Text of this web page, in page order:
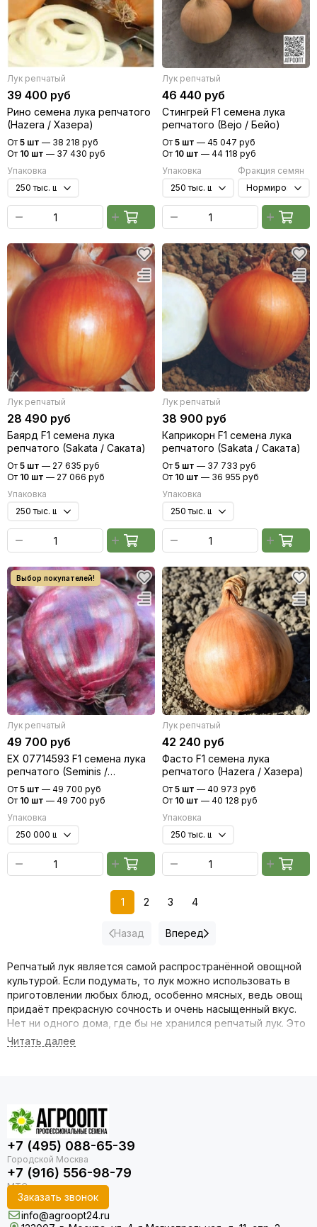
Лук репчатый
39 400 руб
Рино семена лука репчатого
(Hazera / Хазера)
От 5 шт — 38 218 руб
От 10 шт — 37 430 руб
Упаковка
Лук репчатый
46 440 руб
Стингрей F1 семена лука
репчатого (Bejo / Бейо)
От 5 шт — 45 047 руб
От 10 шт — 44 118 руб
Упаковка
Фракция семян
Лук репчатый
28 490 руб
Баярд F1 семена лука
репчатого (Sakata / Саката)
От 5 шт — 27 635 руб
От 10 шт — 27 066 руб
Упаковка
Лук репчатый
38 900 руб
Каприкорн F1 семена лука
репчатого (Sakata / Саката)
От 5 шт — 37 733 руб
От 10 шт — 36 955 руб
Упаковка
Лук репчатый
49 700 руб
EX 07714593 F1 семена лука
репчатого (Seminis /
Семинис)
От 5 шт — 49 700 руб
От 10 шт — 49 700 руб
Упаковка
Лук репчатый
42 240 руб
Фасто F1 семена лука
репчатого (Hazera / Хазера)
От 5 шт — 40 973 руб
От 10 шт — 40 128 руб
Упаковка
Назад
1 2 3 4
Вперед
Репчатый лук является самой распространённой овощной
культурой. Если подумать, то лук можно использовать в
приготовлении любых блюд, особенно мясных, ведь овощ
придаёт прекрасную сочность и очень насыщенный вкус.
Нет ни одного дома, где бы не хранился репчатый лук. Это
значит, что при выращивании культуры нужно выбирать
репчатого оптом и всегда иметь большой плодовитый
урожай, ведь такого овоща точно много не будет.
Самый главный вопрос, чем мы лучше
других компаний?
Посмотрите сами и убедитесь:
+7 (495) 088-65-39
+7 (916) 556-98-79
Заказать звонок
info@agroopt24.ru